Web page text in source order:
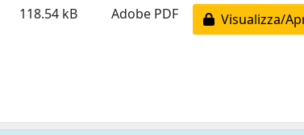
118.54 kB Adobe PDF Visualizza/